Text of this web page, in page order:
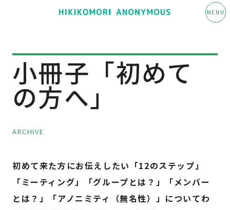
MENU
小冊子「初めて
の方へ」
ARCHIVE
初めて来た方にお伝えしたい「12のステップ」
「ミーティング」「グループとは？」「メンバー
とは？」「アノニミティ（無名性）」についてわ